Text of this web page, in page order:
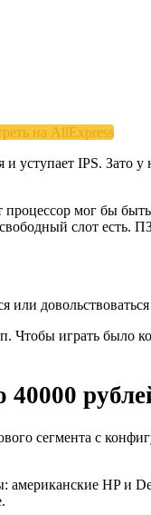
на AliExpress
IPS. Зато
мог бы
слот
или
играть было
сегмента с
HP и